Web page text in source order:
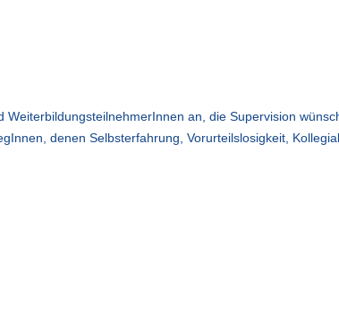
an, die Supervision
denen Selbsterfahrung, Vorurteilslosigkeit,